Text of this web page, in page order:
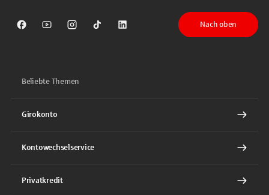
Sparkasse auf Facebook
Sparkasse auf Youtube
Sparkasse auf Instagram
Sparkasse auf TikTok
Sparkasse auf LinkedIn
Nach oben
Beliebte Themen
Girokonto
Kontowechselservice
Privatkredit